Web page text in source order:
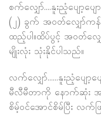
စက်လျှော်….နူးညံ့ပျော့ပ
(၂) ခွက် အဝတ်လျှော်က
ထည့်ပါ။ထိပ်ပွင့် အဝတ်လ
မျိုးလုံး သုံးနိုင်ပါသည်။
လက်လျှော်……နူးညံ့ပျော့ပ
မီလီမီတာကို နောက်ဆုံး
စိမ့်ဝင်အောင်စိမ်ပြီး လက်